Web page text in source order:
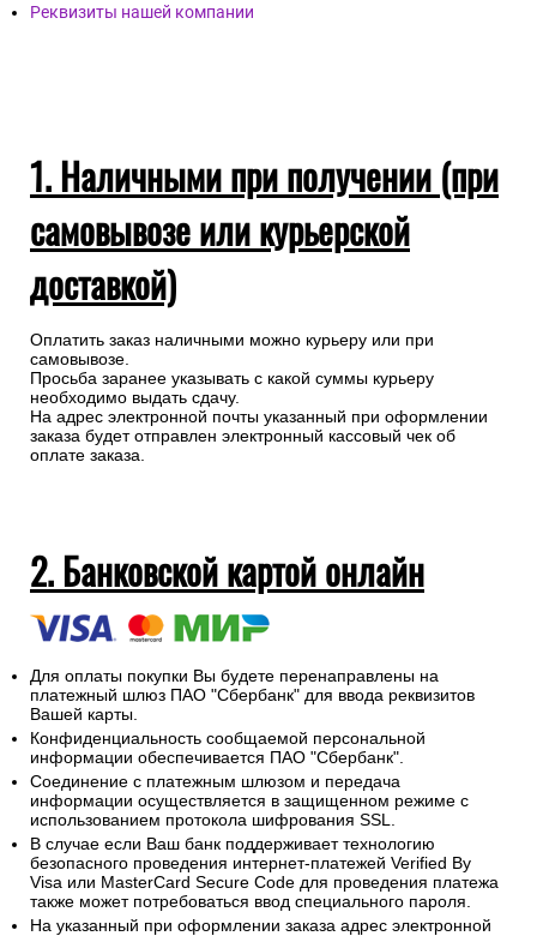
Реквизиты нашей компании
1. Наличными при получении (при
самовывозе или курьерской
доставкой)
Оплатить заказ наличными можно курьеру или при
самовывозе.
Просьба заранее указывать с какой суммы курьеру
необходимо выдать сдачу.
На адрес электронной почты указанный при оформлении
заказа будет отправлен электронный кассовый чек об
оплате заказа.
2. Банковской картой онлайн
Для оплаты покупки Вы будете перенаправлены на
платежный шлюз ПАО "Сбербанк" для ввода реквизитов
Вашей карты.
Конфиденциальность сообщаемой персональной
информации обеспечивается ПАО "Сбербанк".
Соединение с платежным шлюзом и передача
информации осуществляется в защищенном режиме с
использованием протокола шифрования SSL.
В случае если Ваш банк поддерживает технологию
безопасного проведения интернет-платежей Verified By
Visa или MasterCard Secure Code для проведения платежа
также может потребоваться ввод специального пароля.
На указанный при оформлении заказа адрес электронной